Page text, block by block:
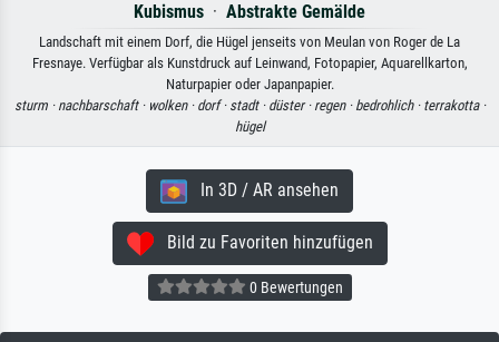
Kubismus · Abstrakte Gemälde
Landschaft mit einem Dorf, die Hügel jenseits von Meulan von Roger de La
Fresnaye. Verfügbar als Kunstdruck auf Leinwand, Fotopapier, Aquarellkarton,
Naturpapier oder Japanpapier.
sturm · nachbarschaft · wolken · dorf · stadt · düster · regen · bedrohlich · terrakotta ·
hügel
In 3D / AR ansehen
Bild zu Favoriten hinzufügen
0 Bewertungen